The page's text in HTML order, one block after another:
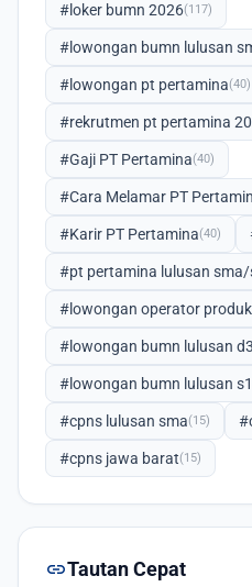
#loker bumn 2026(117)
#lowongan bumn lulusan
#lowongan pt pertamina(40)
#rekrutmen pt pertamina
#Gaji PT Pertamina(40)
#Cara Melamar PT
#Karir PT Pertamina(40)
#pt pertamina lulusan
#lowongan operator
#lowongan bumn lulusan d3
#lowongan bumn lulusan s1
#cpns lulusan sma(15)
#cpns jawa barat(15)
linkTautan Cepat